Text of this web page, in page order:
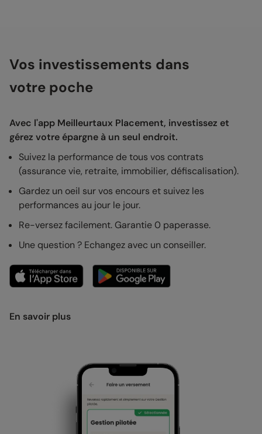
Vos investissements dans
votre poche
Avec l'app Meilleurtaux Placement, investissez et
gérez votre épargne à un seul endroit.
Suivez la performance de tous vos contrats
(assurance vie, retraite, immobilier, défiscalisation).
Gardez un oeil sur vos encours et suivez les
performances au jour le jour.
Re-versez facilement. Garantie 0 paperasse.
Une question ? Echangez avec un conseiller.
En savoir plus